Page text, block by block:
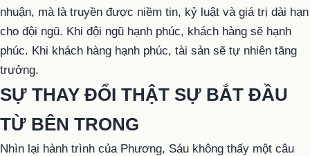
nhuận, mà là truyền được niềm tin, kỷ luật và giá trị dài hạn
cho đội ngũ. Khi đội ngũ hạnh phúc, khách hàng sẽ hạnh
phúc. Khi khách hàng hạnh phúc, tài sản sẽ tự nhiên tăng
trưởng.
SỰ THAY ĐỔI THẬT SỰ BẮT ĐẦU
TỪ BÊN TRONG
Nhìn lại hành trình của Phương, Sáu không thấy một câu